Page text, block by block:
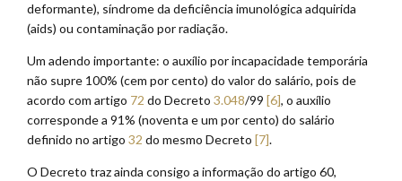
deformante), síndrome da deficiência imunológica adquirida
(aids) ou contaminação por radiação.
Um adendo importante: o auxílio por incapacidade temporária
não supre 100% (cem por cento) do valor do salário, pois de
acordo com artigo 72 do Decreto 3.048/99 [6], o auxílio
corresponde a 91% (noventa e um por cento) do salário
definido no artigo 32 do mesmo Decreto [7].
O Decreto traz ainda consigo a informação do artigo 60,